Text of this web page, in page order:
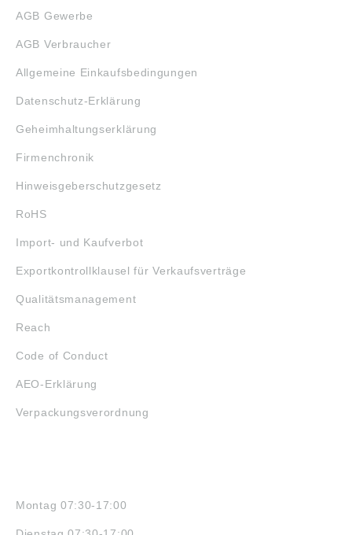
AGB Gewerbe
AGB Verbraucher
Allgemeine Einkaufsbedingungen
Datenschutz-Erklärung
Geheimhaltungserklärung
Firmenchronik
Hinweisgeberschutzgesetz
RoHS
Import- und Kaufverbot
Exportkontrollklausel für Verkaufsverträge
Qualitätsmanagement
Reach
Code of Conduct
AEO-Erklärung
Verpackungsverordnung
Montag 07:30-17:00